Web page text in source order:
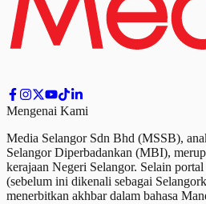
Mengenai Kami
Media Selangor Sdn Bhd (MSSB),
Selangor Diperbadankan (MBI),
kerajaan Negeri Selangor. Selain
(sebelum ini dikenali sebagai
menerbitkan akhbar dalam bahasa